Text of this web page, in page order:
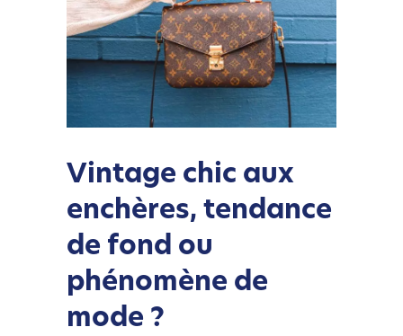
Vintage chic aux
enchères, tendance
de fond ou
phénomène de
mode ?